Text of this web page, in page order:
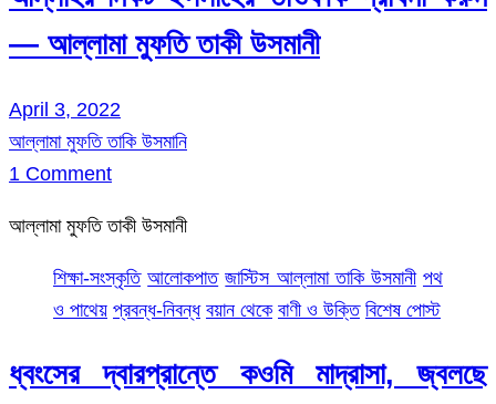
— আল্লামা মুফতি তাকী উসমানী
April 3, 2022
আল্লামা মুফতি তাকি উসমানি
1 Comment
আল্লামা মুফতি তাকী উসমানী
শিক্ষা-সংস্কৃতি আলোকপাত জাস্টিস আল্লামা তাকি উসমানী পথ
ও পাথেয় প্রবন্ধ-নিবন্ধ বয়ান থেকে বাণী ও উক্তি বিশেষ পোস্ট
ধ্বংসের দ্বারপ্রান্তে কওমি মাদ্রাসা, জ্বলছে